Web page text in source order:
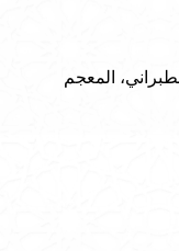
المعجم الكبير (9/30، 31)، الطبراني، المعجم